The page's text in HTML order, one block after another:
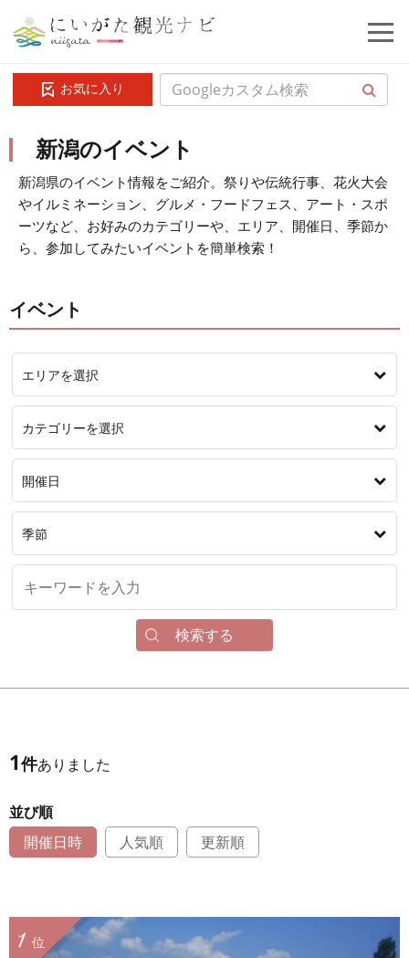
お気に入り
新潟のイベント
新潟県のイベント情報をご紹介。祭りや伝統行事、花火大会
やイルミネーション、グルメ・フードフェス、アート・スポ
ーツなど、お好みのカテゴリーや、エリア、開催日、季節か
ら、参加してみたいイベントを簡単検索！
イベント
エリアを選択
カテゴリーを選択
開催日
季節
検索する
1件ありました
並び順
開催日時
人気順 更新順
位
1